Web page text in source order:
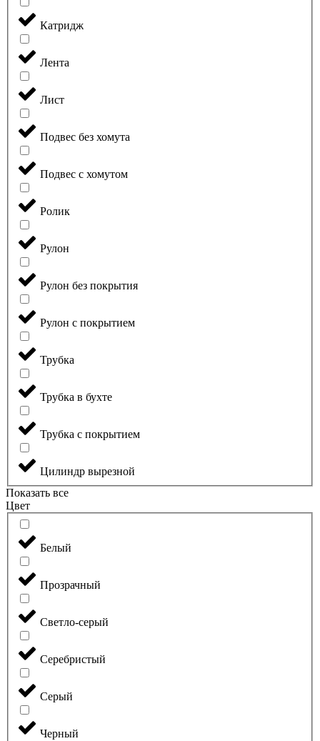
Катридж
Лента
Лист
Подвес без хомута
Подвес с хомутом
Ролик
Рулон
Рулон без покрытия
Рулон с покрытием
Трубка
Трубка в бухте
Трубка с покрытием
Цилиндр вырезной
Показать все
Цвет
Белый
Прозрачный
Светло-серый
Серебристый
Серый
Черный